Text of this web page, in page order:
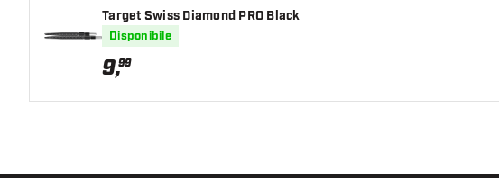
Peso delle freccette
Larghezza del barrel (MM)
Lunghezza del barrel (MM)
Target Swiss Diamond PRO Black
Disponibile
9,99